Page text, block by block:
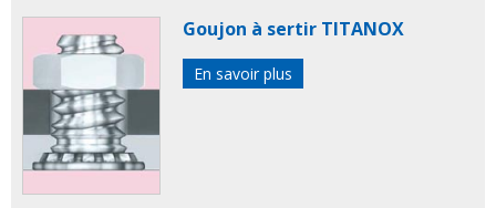
Goujon à sertir TITANOX
En savoir plus